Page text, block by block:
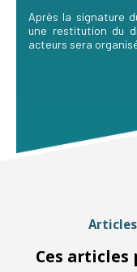
Après la signature
une restitution du
acteurs sera
Ces articles